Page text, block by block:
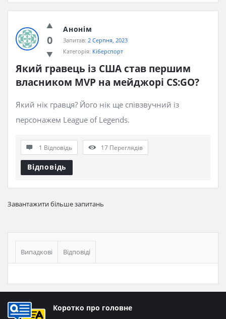
0
Анонім
Запитав: 2 Серпня, 2023
Категорія: Кіберспорт
Який гравець із США став першим
власником MVP на мейджорі CS:GO?
Який нік гравця? Його нік ще співзвучний із
персонажем League of Legends.
1 Відповідь 17 Переглядів
Відповідь
Завантажити більше запитань
Бічна
панель
Випадкові Відповіді
Нижній
Коротко про головне